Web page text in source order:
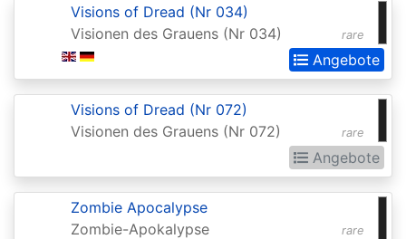
Anthology
Commander
II
Commander
Commander
Legends:
rare
Visions of Dread (Nr 034)
Visionen des Grauens (Nr 034)
Angebote
rare
Visions of Dread (Nr 072)
Visionen des Grauens (Nr 072)
Angebote
rare
Zombie Apocalypse
Zombie-Apokalypse